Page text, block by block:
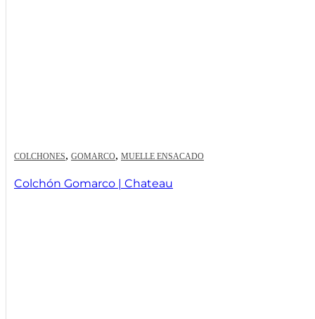
COLCHONES, GOMARCO, MUELLE ENSACADO
Colchón Gomarco | Chateau